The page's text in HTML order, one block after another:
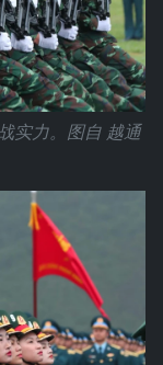
实力。图自 越通